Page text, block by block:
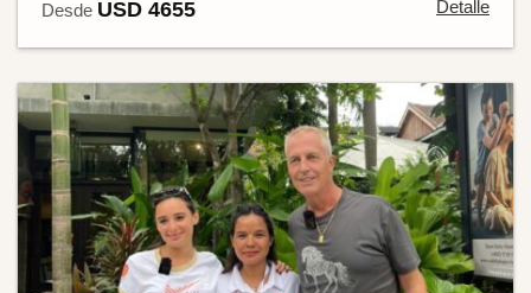
Desde USD 4655 Detalle